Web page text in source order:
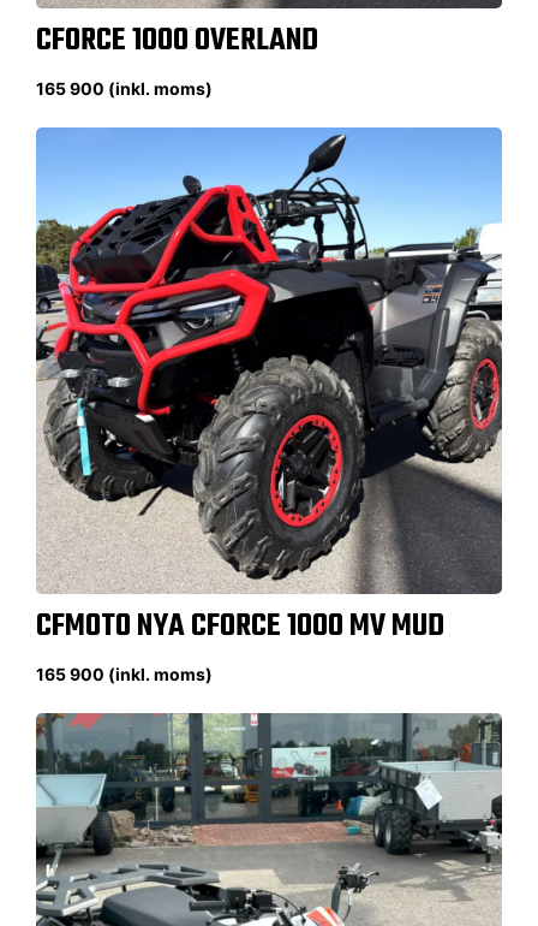
CFORCE 1000 OVERLAND
165 900 (inkl. moms)
CFMOTO NYA CFORCE 1000 MV MUD
165 900 (inkl. moms)